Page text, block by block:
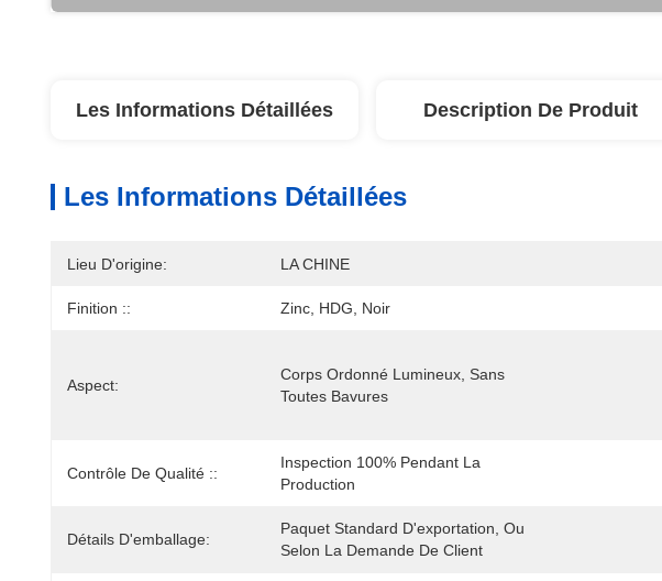
Les Informations Détaillées Description De Produit
Les Informations Détaillées
Lieu D'origine: LA CHINE
Finition :: Zinc, HDG, Noir
Aspect:
Corps Ordonné Lumineux, Sans
Toutes Bavures
Contrôle De Qualité ::
Inspection 100% Pendant La
Production
Détails D'emballage:
Paquet Standard D'exportation, Ou
Selon La Demande De Client